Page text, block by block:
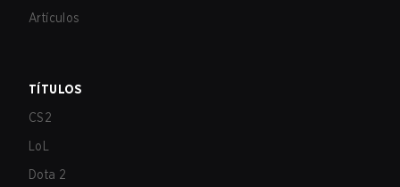
Artículos
TÍTULOS
CS2
LoL
Dota 2